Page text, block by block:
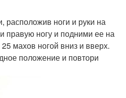
расположив ноги и руки на
правую ногу и подними ее на
махов ногой вниз и вверх.
положение и повтори